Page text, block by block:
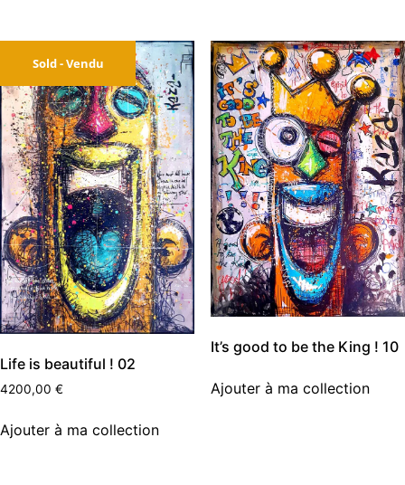
Sold - Vendu
Life is beautiful ! 02
4200,00 €
Ajouter à ma collection
It’s good to be the King ! 10
Ajouter à ma collection